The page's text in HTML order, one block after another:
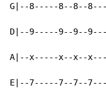
G|--8-----8--8--
D|--9-----9--9--
A|--x-----x--x--
E|--7-----7--7--